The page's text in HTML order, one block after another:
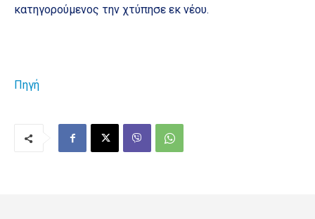
κατηγορούμενος την χτύπησε εκ νέου.
Πηγή